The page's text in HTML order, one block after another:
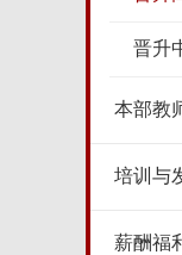
晋升
本部教
培训与
薪酬福